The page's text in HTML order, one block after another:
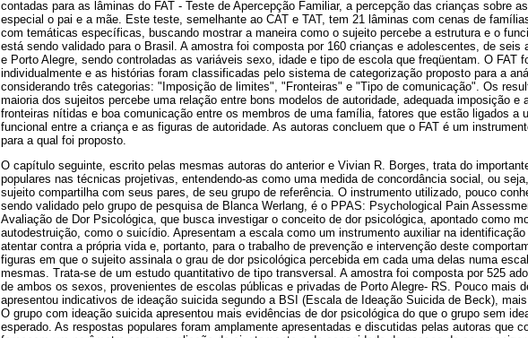
contadas para as lâminas do FAT - Teste de Apercepção Familiar, a percepção das crianças sobre
especial o pai e a mãe. Este teste, semelhante ao CAT e TAT, tem 21 lâminas com cenas de
com temáticas específicas, buscando mostrar a maneira como o sujeito percebe a estrutura e o
está sendo validado para o Brasil. A amostra foi composta por 160 crianças e adolescentes, de seis
e Porto Alegre, sendo controladas as variáveis sexo, idade e tipo de escola que freqüentam. O FAT
individualmente e as histórias foram classificadas pelo sistema de categorização proposto para a
considerando três categorias: "Imposição de limites", "Fronteiras" e "Tipo de comunicação". Os
maioria dos sujeitos percebe uma relação entre bons modelos de autoridade, adequada imposição e
fronteiras nítidas e boa comunicação entre os membros de uma família, fatores que estão ligados a
funcional entre a criança e as figuras de autoridade. As autoras concluem que o FAT é um
para a qual foi proposto.
O capítulo seguinte, escrito pelas mesmas autoras do anterior e Vivian R. Borges, trata do
populares nas técnicas projetivas, entendendo-as como uma medida de concordância social, ou
sujeito compartilha com seus pares, de seu grupo de referência. O instrumento utilizado, pouco
sendo validado pelo grupo de pesquisa de Blanca Werlang, é o PPAS: Psychological Pain
Avaliação de Dor Psicológica, que busca investigar o conceito de dor psicológica, apontado como
autodestruição, como o suicídio. Apresentam a escala como um instrumento auxiliar na
atentar contra a própria vida e, portanto, para o trabalho de prevenção e intervenção deste
figuras em que o sujeito assinala o grau de dor psicológica percebida em cada uma delas numa
mesmas. Trata-se de um estudo quantitativo de tipo transversal. A amostra foi composta por 525
de ambos os sexos, provenientes de escolas públicas e privadas de Porto Alegre- RS. Pouco mais
apresentou indicativos de ideação suicida segundo a BSI (Escala de Ideação Suicida de Beck),
O grupo com ideação suicida apresentou mais evidências de dor psicológica do que o grupo sem
esperado. As respostas populares foram amplamente apresentadas e discutidas pelas autoras que